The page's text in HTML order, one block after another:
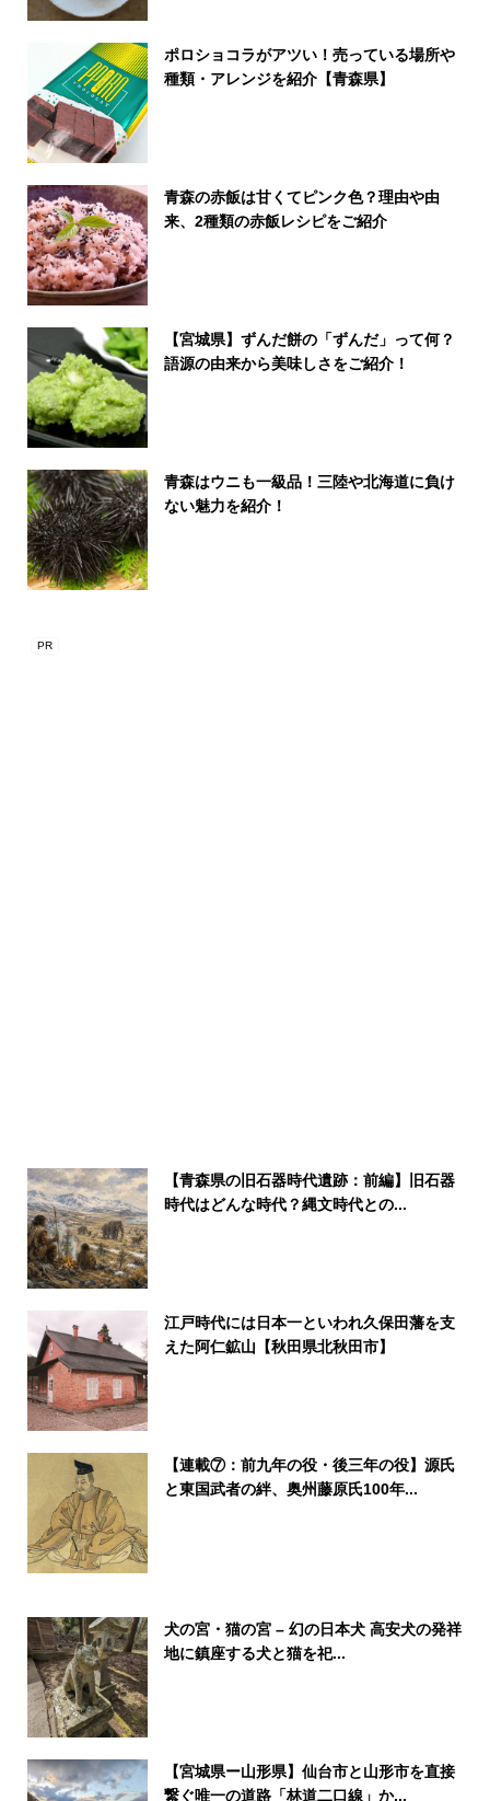
ポロショコラがアツい！売っている場所や
種類・アレンジを紹介【青森県】
青森の赤飯は甘くてピンク色？理由や由
来、2種類の赤飯レシピをご紹介
【宮城県】ずんだ餅の「ずんだ」って何？
語源の由来から美味しさをご紹介！
青森はウニも一級品！三陸や北海道に負け
ない魅力を紹介！
【青森県の旧石器時代遺跡：前編】旧石器
時代はどんな時代？縄文時代との...
江戸時代には日本一といわれ久保田藩を支
えた阿仁鉱山【秋田県北秋田市】
【連載⑦：前九年の役・後三年の役】源氏
と東国武者の絆、奥州藤原氏100年...
犬の宮・猫の宮 – 幻の日本犬 高安犬の発祥
地に鎮座する犬と猫を祀...
【宮城県ー山形県】仙台市と山形市を直接
繋ぐ唯一の道路「林道二口線」か...